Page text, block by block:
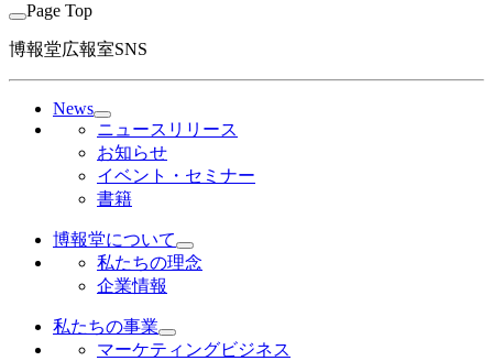
Page Top
博報堂広報室SNS
News
ニュースリリース
お知らせ
イベント・セミナー
書籍
博報堂について
私たちの理念
企業情報
私たちの事業
マーケティングビジネス